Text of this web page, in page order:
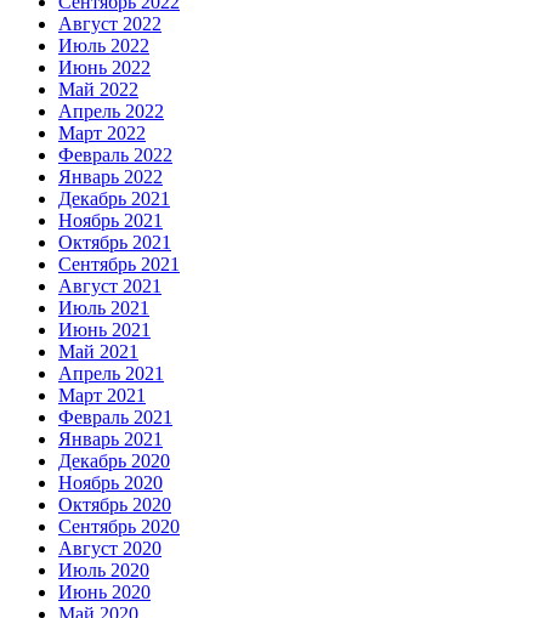
Август 2022
Июль 2022
Июнь 2022
Май 2022
Апрель 2022
Март 2022
Февраль 2022
Январь 2022
Декабрь 2021
Ноябрь 2021
Октябрь 2021
Сентябрь 2021
Август 2021
Июль 2021
Июнь 2021
Май 2021
Апрель 2021
Март 2021
Февраль 2021
Январь 2021
Декабрь 2020
Ноябрь 2020
Октябрь 2020
Сентябрь 2020
Август 2020
Июль 2020
Июнь 2020
Май 2020